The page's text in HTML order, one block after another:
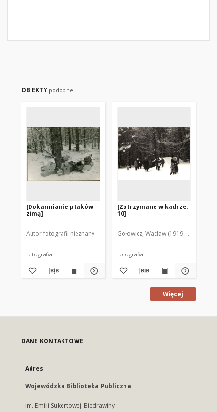
OBIEKTY podobne
[Dokarmianie ptaków
zimą]
Autor fotografii nieznany
fotografia
[Zatrzymane w kadrze.
10]
Gołowicz, Wacław (1919-1983). Fot.
fotografia
Więcej
DANE KONTAKTOWE
Adres
Wojewódzka Biblioteka Publiczna
im. Emilii Sukertowej-Biedrawiny